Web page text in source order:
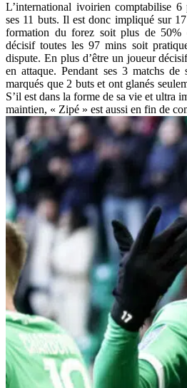
L’international ivoirien comptabilise 6
ses 11 buts. Il est donc impliqué sur
formation du forez soit plus de 50%
décisif toutes les 97 mins soit
dispute. En plus d’être un joueur
en attaque. Pendant ses 3 matchs de
marqués que 2 buts et ont glanés
S’il est dans la forme de sa vie et ultra
maintien, « Zipé » est aussi en fin de